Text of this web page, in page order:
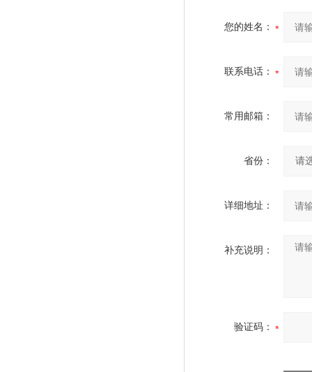
您的姓名：
联系电话：
常用邮箱：
省份：
详细地址：
补充说明：
验证码：